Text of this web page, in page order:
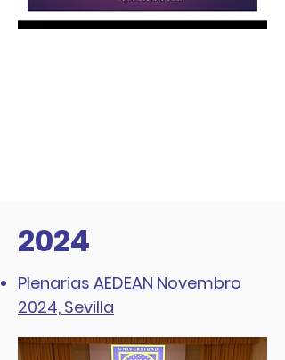
2024
Plenarias AEDEAN Novembro
2024, Sevilla